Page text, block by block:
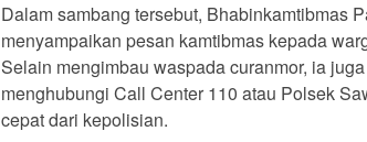
Dalam sambang tersebut, Bhabinkamtibmas
menyampaikan pesan kamtibmas kepada
Selain mengimbau waspada curanmor, ia
menghubungi Call Center 110 atau Polsek
cepat dari kepolisian.